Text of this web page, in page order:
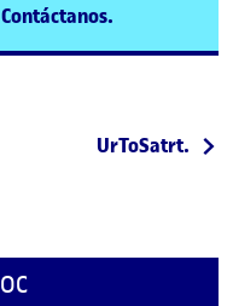
Siguiente
UrToSatrt.